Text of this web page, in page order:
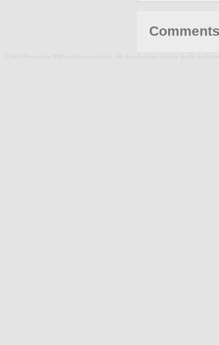
© 2026 Fernstudium BWL und Ingenieur Guide. Alle Angaben ohne Gewähr. Quelle der